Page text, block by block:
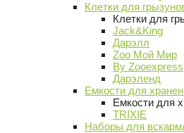
Клетки для
Клетки для
Jack&King
Дарэлл
Zoo Мой Мир
By Zooexpress
Дарэленд
Емкости для
Емкости для
TRIXIE
Наборы для